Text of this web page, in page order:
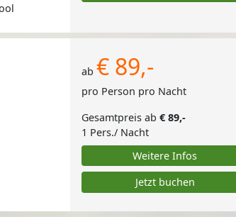
ab€ 89,-
pro Person pro Nacht
Gesamtpreis ab€ 89,-
1 Pers./ Nacht
Weitere Infos
Jetzt buchen